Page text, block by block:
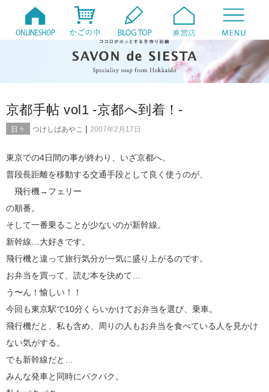
京都手帖 vol1 -京都へ到着！-
日々 つけしばあやこ | 2007年2月17日
東京での4日間の事が終わり、いざ京都へ。
普段長距離を移動する交通手段として良く使うのが、
飛行機→フェリー
の順番。
そして一番乗ることが少ないのが新幹線。
新幹線…大好きです。
飛行機と違って旅行気分が一気に盛り上がるのです。
お弁当を買って、読む本を決めて…
う〜ん！愉しい！！
今回も東京駅で10分くらいかけてお弁当を選び、乗車。
飛行機だと、私も含め、周りの人もお弁当を食べている人を見かけ
ない気がする。
でも新幹線だと…
みんな発車と同時にパクパク。